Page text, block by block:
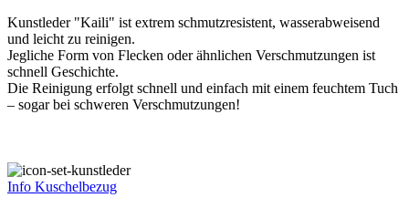
Kunstleder "Kaili" ist extrem schmutzresistent, wasserabweisend
und leicht zu reinigen.
Jegliche Form von Flecken oder ähnlichen Verschmutzungen ist
schnell Geschichte.
Die Reinigung erfolgt schnell und einfach mit einem feuchtem Tuch
– sogar bei schweren Verschmutzungen!
Info Kuschelbezug